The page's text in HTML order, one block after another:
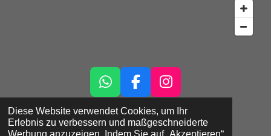
Diese Website verwendet Cookies, um Ihr
Erlebnis zu verbessern und maßgeschneiderte
W
a
t
F
c
e
I
s
©2026 DEINRAD FlexCo